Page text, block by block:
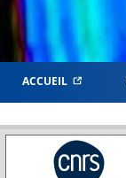
ACCUEIL